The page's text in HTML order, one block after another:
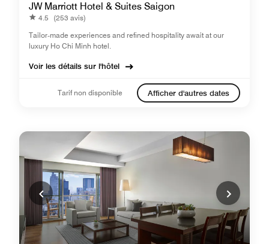
JW Marriott Hotel & Suites Saigon
4.5
(253 avis)
Tailor‑made experiences and refined hospitality await at our
luxury Ho Chi Minh hotel.
Voir les détails sur l'hôtel
Tarif non disponible Afficher d'autres dates